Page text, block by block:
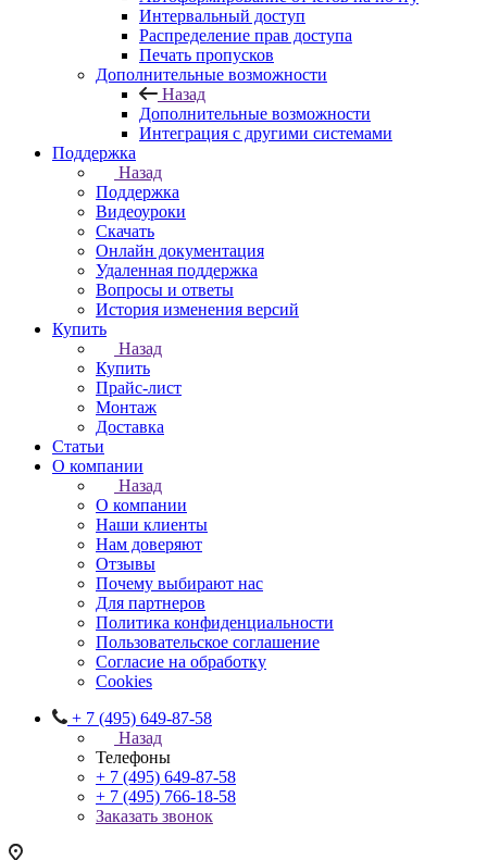
Интервальный доступ
Распределение прав доступа
Печать пропусков
Дополнительные возможности
Назад
Дополнительные возможности
Интеграция с другими системами
Поддержка
Назад
Поддержка
Видеоуроки
Скачать
Онлайн документация
Удаленная поддержка
Вопросы и ответы
История изменения версий
Купить
Назад
Купить
Прайс-лист
Монтаж
Доставка
Статьи
О компании
Назад
О компании
Наши клиенты
Нам доверяют
Отзывы
Почему выбирают нас
Для партнеров
Политика конфиденциальности
Пользовательское соглашение
Согласие на обработку
Cookies
+ 7 (495) 649-87-58
Назад
Телефоны
+ 7 (495) 649-87-58
+ 7 (495) 766-18-58
Заказать звонок